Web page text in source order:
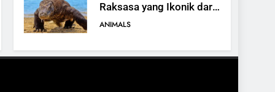
Raksasa yang Ikonik dari
Indonesia
ANIMALS
6
Kanguru Pohon Mantel